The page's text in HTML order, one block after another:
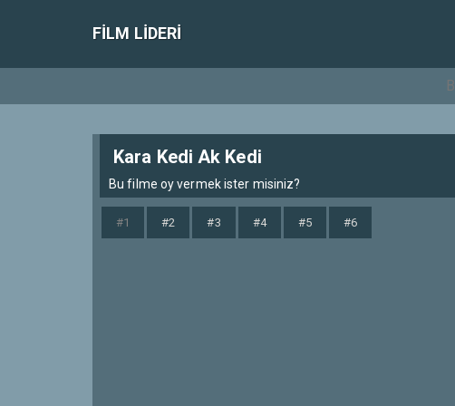
FILM LIDERI
Kara Kedi Ak Kedi
Bu filme oy vermek ister misiniz?
#1 #2 #3 #4 #5 #6